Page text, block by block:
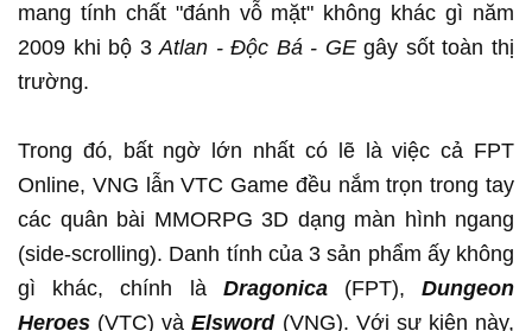
mang tính chất "đánh vỗ mặt" không khác gì năm
2009 khi bộ 3Atlan - Độc Bá - GEgây sốt toàn thị
trường.
Trong đó, bất ngờ lớn nhất có lẽ là việc cả FPT
Online, VNG lẫn VTC Game đều nắm trọn trong tay
các quân bài MMORPG 3D dạng màn hình ngang
(side-scrolling). Danh tính của 3 sản phẩm ấy không
gì khác, chính là Dragonica(FPT),Dungeon
Heroes (VTC) vàElsword(VNG). Với sự kiện này,